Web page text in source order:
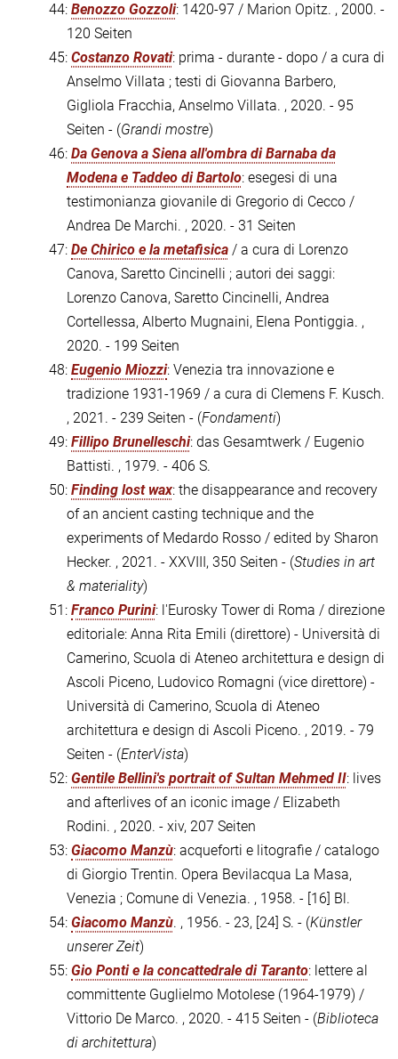
44: Benozzo Gozzoli: 1420-97 / Marion Opitz. , 2000. -
120 Seiten
45: Costanzo Rovati: prima - durante - dopo / a cura di
Anselmo Villata ; testi di Giovanna Barbero,
Gigliola Fracchia, Anselmo Villata. , 2020. - 95
Seiten - (Grandi mostre)
46: Da Genova a Siena all'ombra di Barnaba da
Modena e Taddeo di Bartolo: esegesi di una
testimonianza giovanile di Gregorio di Cecco /
Andrea De Marchi. , 2020. - 31 Seiten
47: De Chirico e la metafisica / a cura di Lorenzo
Canova, Saretto Cincinelli ; autori dei saggi:
Lorenzo Canova, Saretto Cincinelli, Andrea
Cortellessa, Alberto Mugnaini, Elena Pontiggia. ,
2020. - 199 Seiten
48: Eugenio Miozzi: Venezia tra innovazione e
tradizione 1931-1969 / a cura di Clemens F. Kusch.
, 2021. - 239 Seiten - (Fondamenti)
49: Fillipo Brunelleschi: das Gesamtwerk / Eugenio
Battisti. , 1979. - 406 S.
50: Finding lost wax: the disappearance and recovery
of an ancient casting technique and the
experiments of Medardo Rosso / edited by Sharon
Hecker. , 2021. - XXVIII, 350 Seiten - (Studies in art
& materiality)
51: Franco Purini: l'Eurosky Tower di Roma / direzione
editoriale: Anna Rita Emili (direttore) - Università di
Camerino, Scuola di Ateneo architettura e design di
Ascoli Piceno, Ludovico Romagni (vice direttore) -
Università di Camerino, Scuola di Ateneo
architettura e design di Ascoli Piceno. , 2019. - 79
Seiten - (EnterVista)
52: Gentile Bellini's portrait of Sultan Mehmed II: lives
and afterlives of an iconic image / Elizabeth
Rodini. , 2020. - xiv, 207 Seiten
53: Giacomo Manzù: acqueforti e litografie / catalogo
di Giorgio Trentin. Opera Bevilacqua La Masa,
Venezia ; Comune di Venezia. , 1958. - [16] Bl.
54: Giacomo Manzù. , 1956. - 23, [24] S. - (Künstler
unserer Zeit)
55: Gio Ponti e la concattedrale di Taranto: lettere al
committente Guglielmo Motolese (1964-1979) /
Vittorio De Marco. , 2020. - 415 Seiten - (Biblioteca
di architettura)